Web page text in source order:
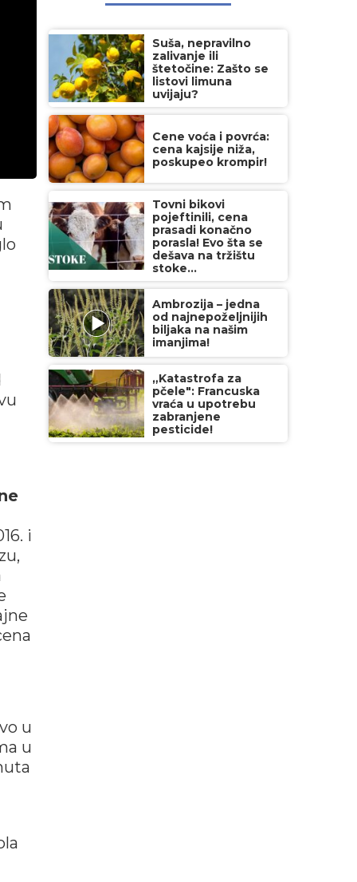
i
u
u
Suša, nepravilno
zalivanje ili
štetočine: Zašto se
listovi limuna
uvijaju?
Cene voća i povrća:
cena kajsije niža,
poskupeo krompir!
Tovni bikovi
pojeftinili, cena
prasadi konačno
porasla! Evo šta se
dešava na tržištu
stoke...
Ambrozija – jedna
od najnepoželjnijih
biljaka na našim
imanjima!
„Katastrofa za
pčele": Francuska
vraća u upotrebu
zabranjene
pesticide!